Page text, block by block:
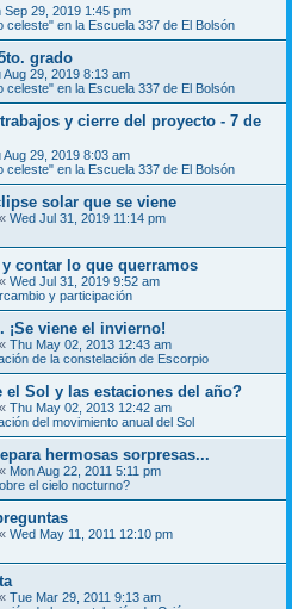
Sep 29, 2019 1:45 pm
celeste" en la Escuela 337 de El Bolsón
grado
Aug 29, 2019 8:13 am
celeste" en la Escuela 337 de El Bolsón
y cierre del proyecto - 7 de
Aug 29, 2019 8:03 am
celeste" en la Escuela 337 de El Bolsón
solar que se viene
« Wed Jul 31, 2019 11:14 pm
contar lo que querramos
« Wed Jul 31, 2019 9:52 am
y participación
viene el invierno!
« Thu May 02, 2013 12:43 am
de la constelación de Escorpio
el Sol y las estaciones del año?
« Thu May 02, 2013 12:42 am
del movimiento anual del Sol
hermosas sorpresas...
« Mon Aug 22, 2011 5:11 pm
el cielo nocturno?
« Wed May 11, 2011 12:10 pm
« Tue Mar 29, 2011 9:13 am